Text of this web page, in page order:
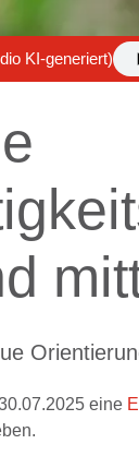
KI-generiert)
eine